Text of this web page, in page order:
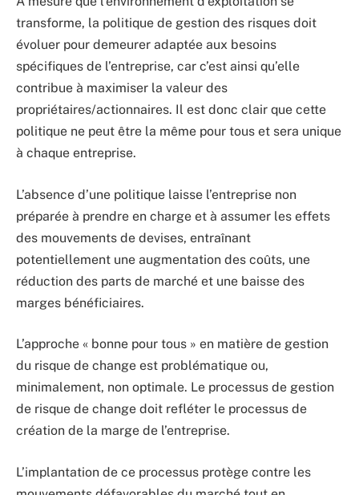
transforme, la politique de gestion des risques doit
évoluer pour demeurer adaptée aux besoins
spécifiques de l’entreprise, car c’est ainsi qu’elle
contribue à maximiser la valeur des
propriétaires/actionnaires. Il est donc clair que cette
politique ne peut être la même pour tous et sera unique
à chaque entreprise.
L’absence d’une politique laisse l’entreprise non
préparée à prendre en charge et à assumer les effets
des mouvements de devises, entraînant
potentiellement une augmentation des coûts, une
réduction des parts de marché et une baisse des
marges bénéficiaires.
L’approche « bonne pour tous » en matière de gestion
du risque de change est problématique ou,
minimalement, non optimale. Le processus de gestion
de risque de change doit refléter le processus de
création de la marge de l’entreprise.
L’implantation de ce processus protège contre les